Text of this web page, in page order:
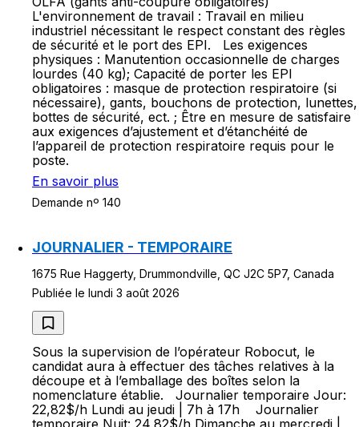
L'environnement de travail : Travail en milieu
industriel nécessitant le respect constant des règles
de sécurité et le port des EPI. Les exigences
physiques : Manutention occasionnelle de charges
lourdes (40 kg); Capacité de porter les EPI
obligatoires : masque de protection respiratoire (si
nécessaire), gants, bouchons de protection, lunettes,
bottes de sécurité, ect. ; Être en mesure de satisfaire
aux exigences d’ajustement et d’étanchéité de
l’appareil de protection respiratoire requis pour le
poste.
En savoir plus
Demande nº 140
JOURNALIER - TEMPORAIRE
1675 Rue Haggerty, Drummondville, QC J2C 5P7, Canada
Publiée le lundi 3 août 2026
Sous la supervision de l’opérateur Robocut, le
candidat aura à effectuer des tâches relatives à la
découpe et à l’emballage des boîtes selon la
nomenclature établie. Journalier temporaire Jour:
22,82$/h Lundi au jeudi | 7h à 17h Journalier
temporaire Nuit: 24,82$/h Dimanche au mercredi |